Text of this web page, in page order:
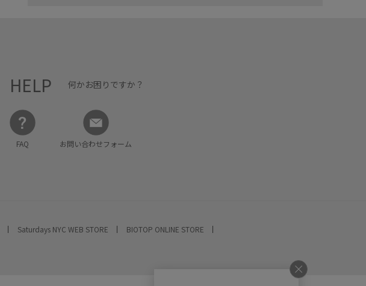
HELP 何かお困りですか？
FAQ お問い合わせフォーム
Saturdays NYC WEB STORE
BIOTOP ONLINE STORE